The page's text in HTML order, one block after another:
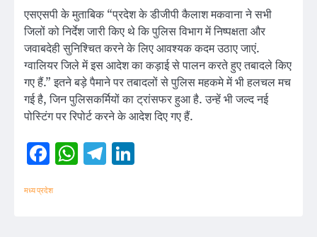
एसएसपी के मुताबिक “प्रदेश के डीजीपी कैलाश मकवाना ने सभी
जिलों को निर्देश जारी किए थे कि पुलिस विभाग में निष्पक्षता और
जवाबदेही सुनिश्चित करने के लिए आवश्यक कदम उठाए जाएं.
ग्वालियर जिले में इस आदेश का कड़ाई से पालन करते हुए तबादले किए
गए हैं.” इतने बड़े पैमाने पर तबादलों से पुलिस महकमे में भी हलचल मच
गई है, जिन पुलिसकर्मियों का ट्रांसफर हुआ है. उन्हें भी जल्द नई
पोस्टिंग पर रिपोर्ट करने के आदेश दिए गए हैं.
Facebook
WhatsApp
Telegram
मध्य प्रदेश